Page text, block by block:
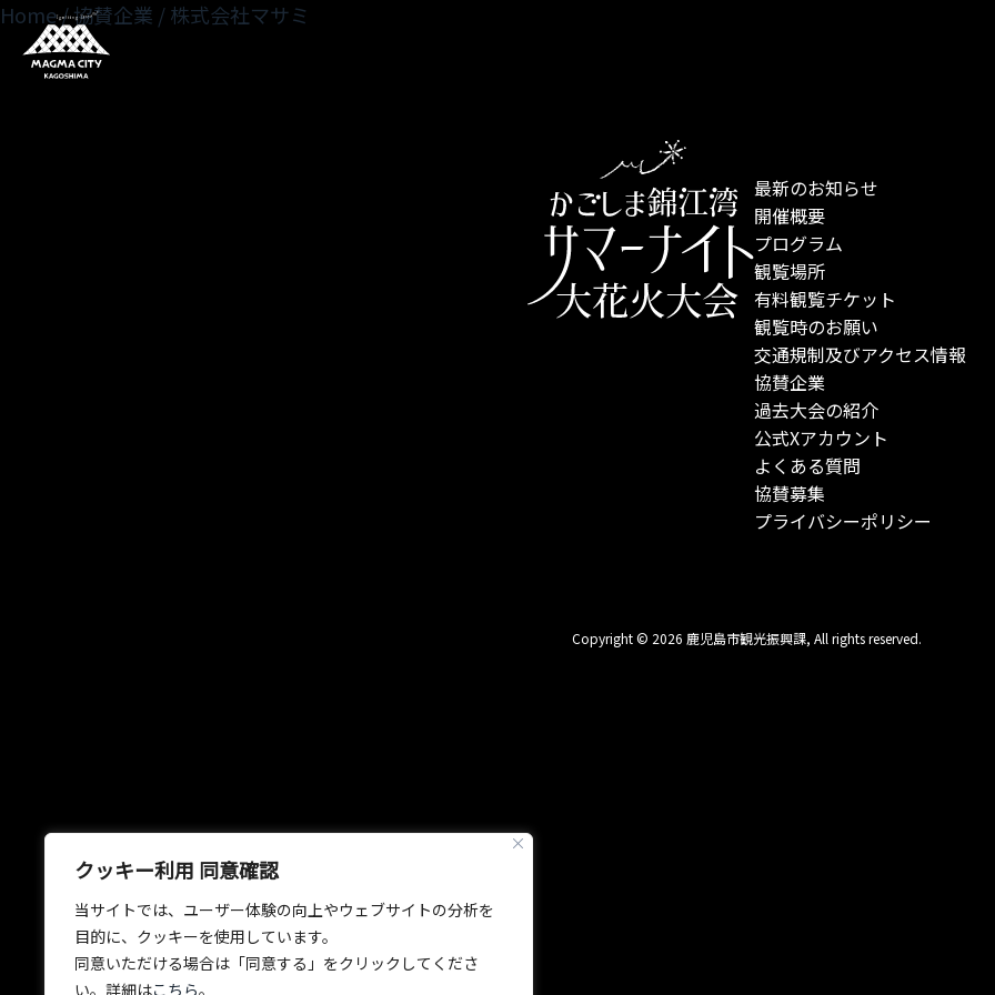
クッキー利用 同意確認
当サイトでは、ユーザー体験の向上やウェブサイトの分析を
目的に、クッキーを使用しています。
同意いただける場合は「同意する」をクリックしてくださ
い。詳細はこちら。
Home/協賛企業 /株式会社マサミ
最新のお知らせ
開催概要
プログラム
観覧場所
有料観覧チケット
観覧時のお願い
交通規制及びアクセス情報
協賛企業
過去大会の紹介
公式Xアカウント
よくある質問
協賛募集
プライバシーポリシー
Copyright © 2026 鹿児島市観光振興課, All rights reserved.